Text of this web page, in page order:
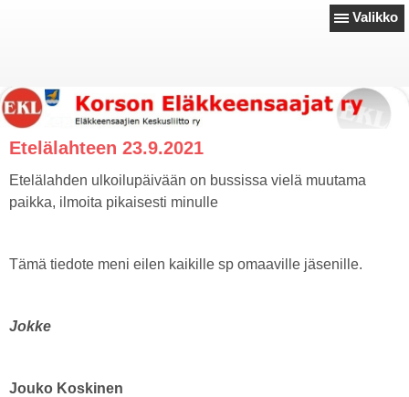
Valikko
Etelälahteen 23.9.2021
Etelälahden ulkoilupäivään on bussissa vielä muutama
paikka, ilmoita pikaisesti minulle
Tämä tiedote meni eilen kaikille sp omaaville jäsenille.
Jokke
Jouko Koskinen